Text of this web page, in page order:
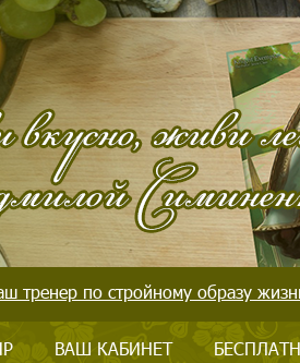
тренер по стройному образу
ВАШ КАБИНЕТ